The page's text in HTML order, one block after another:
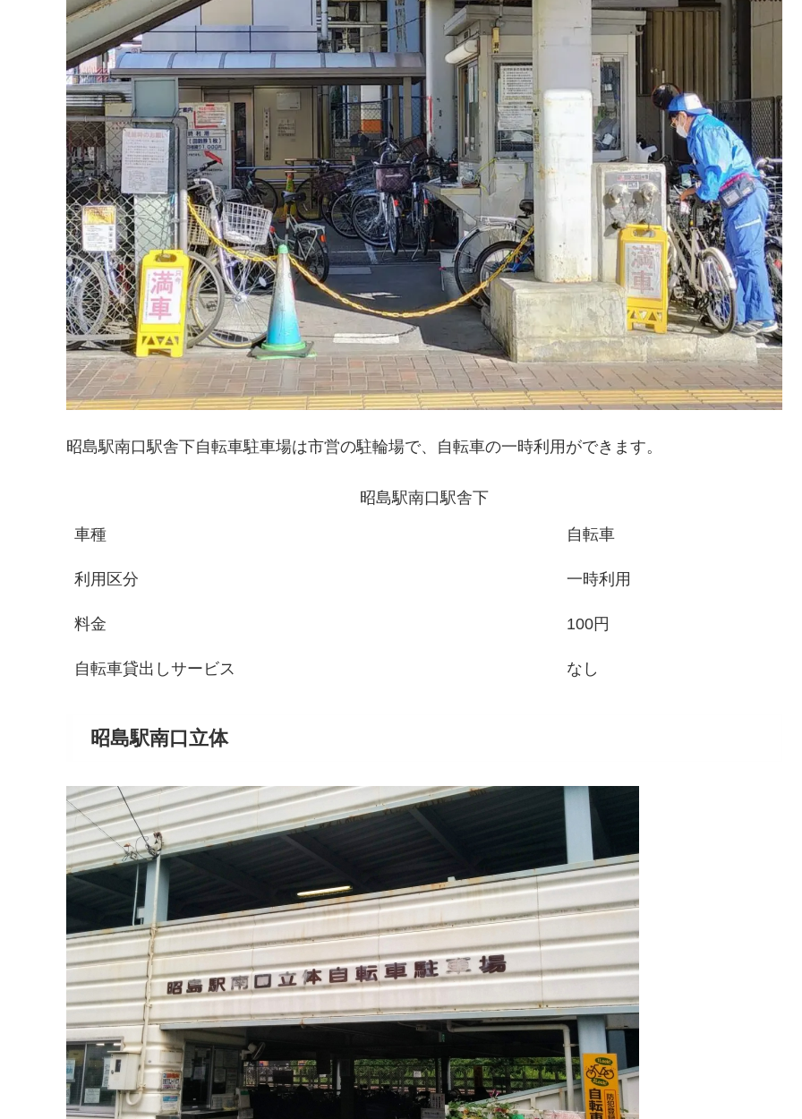
昭島駅南口駅舎下自転車駐車場は市営の駐輪場で、自転車の一時利用ができます。
昭島駅南口駅舎下
車種 自転車
利用区分 一時利用
料金 100円
自転車貸出しサービス なし
昭島駅南口立体